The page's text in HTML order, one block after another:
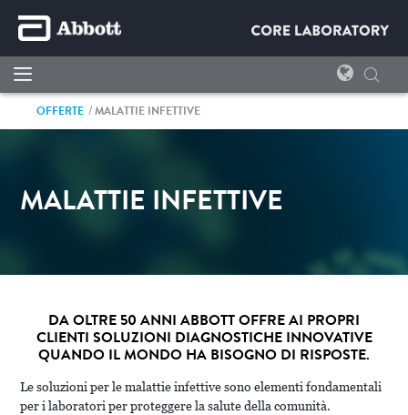
OFFERTE MALATTIE INFETTIVE
MALATTIE INFETTIVE
DA OLTRE 50 ANNI ABBOTT OFFRE AI PROPRI
CLIENTI SOLUZIONI DIAGNOSTICHE INNOVATIVE
QUANDO IL MONDO HA BISOGNO DI RISPOSTE.
Le soluzioni per le malattie infettive sono elementi fondamentali
per i laboratori per proteggere la salute della comunità.